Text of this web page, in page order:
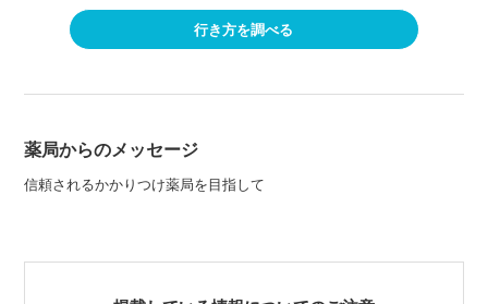
行き方を調べる
薬局からのメッセージ
信頼されるかかりつけ薬局を目指して